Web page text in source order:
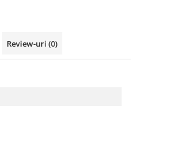
Review-uri (0)